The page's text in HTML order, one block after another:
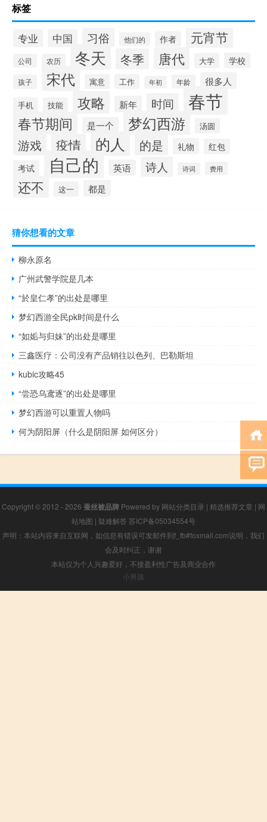
标签
专业 中国 习俗 他们的 作者 元宵节
公司 农历 冬天 冬季 唐代 大学 学校
孩子 宋代 寓意 工作 年初 年龄 很多人
手机 技能 攻略 新年 时间 春节
春节期间 是一个 梦幻西游 汤圆
游戏 疫情 的人 的是 礼物
红包
考试
自己的 英语 诗人 诗词 费用
还不 这一 都是
猜你想看的文章
柳永原名
广州武警学院是几本
“於皇仁孝”的出处是哪里
梦幻西游全民pk时间是什么
“如姤与归妹”的出处是哪里
三鑫医疗：公司没有产品销往以色列、巴勒斯坦
kubic攻略45
“尝恐乌鸢逐”的出处是哪里
梦幻西游可以重置人物吗
何为阴阳屏（什么是阴阳屏 如何区分）
Copyright © 2012 - 2026 蚕丝被品牌 Powered by 网站分类目录 | 精选推荐文章 | 网
站地图 | 疑难解答 苏ICP备05034554号
声明：本站内容来自互联网，如信息有错误可发邮件到f_fb#foxmail.com说明，我们
会及时纠正，谢谢
本站仅为个人兴趣爱好，不接盈利性广告及商业合作
小男孩